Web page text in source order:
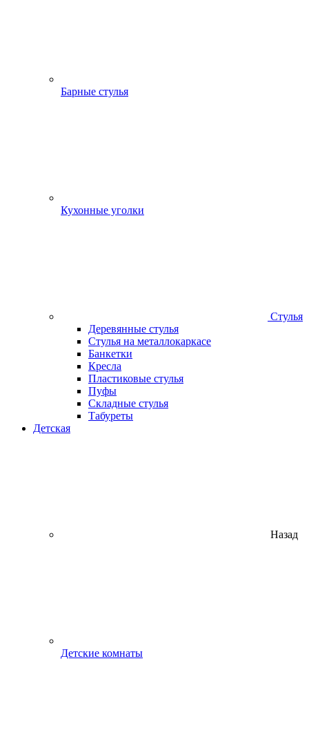
Барные стулья
Кухонные уголки
Стулья
Деревянные стулья
Стулья на металлокаркасе
Банкетки
Кресла
Пластиковые стулья
Пуфы
Складные стулья
Табуреты
Детская
Назад
Детские комнаты